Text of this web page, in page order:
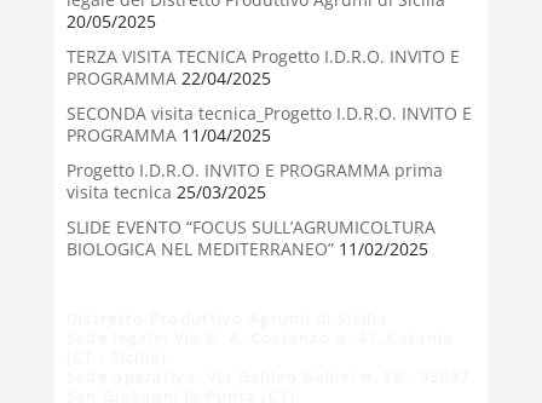
20/05/2025
TERZA VISITA TECNICA Progetto I.D.R.O. INVITO E
PROGRAMMA22/04/2025
SECONDA visita tecnica_Progetto I.D.R.O. INVITO E
PROGRAMMA11/04/2025
Progetto I.D.R.O. INVITO E PROGRAMMA prima
visita tecnica 25/03/2025
SLIDE EVENTO “FOCUS SULL’AGRUMICOLTURA
BIOLOGICA NEL MEDITERRANEO”11/02/2025